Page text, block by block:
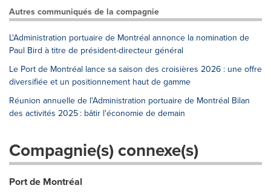
Autres communiqués de la compagnie
L'Administration portuaire de Montréal annonce la nomination de
Paul Bird à titre de président-directeur général
Le Port de Montréal lance sa saison des croisières 2026 : une offre
diversifiée et un positionnement haut de gamme
Réunion annuelle de l'Administration portuaire de Montréal Bilan
des activités 2025 : bâtir l'économie de demain
Compagnie(s) connexe(s)
Port de Montréal